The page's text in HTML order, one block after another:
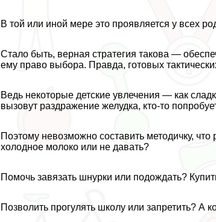
В той или иной мере это проявляется у всех
Стало быть, верная стратегия такова —
ему право выбора. Правда, готовых
Ведь некоторые детские увлечения — как
вызовут раздражение желудка, кто-то
Поэтому невозможно составить методичку,
холодное молоко или не давать?
Помочь завязать шнурки или подождать?
Позволить прогулять школу или запретить? А